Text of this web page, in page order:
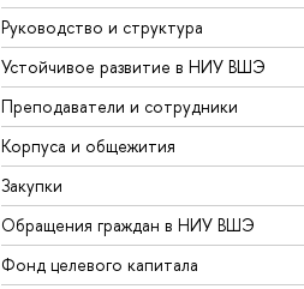
Руководство и структура
Устойчивое развитие в НИУ ВШЭ
Преподаватели и сотрудники
Корпуса и общежития
Закупки
Обращения граждан в НИУ ВШЭ
Фонд целевого капитала